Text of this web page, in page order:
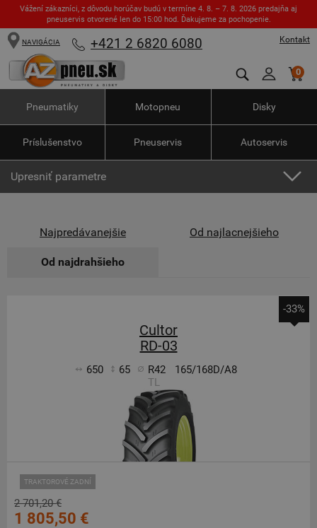
Vážení zákazníci, z dôvodu horúčav budú v termíne 4. 8. – 7. 8. 2026 predajňa aj
pneuservis otvorené len do 15:00 hod. Ďakujeme za pochopenie.
Kontakt
NAVIGÁCIA +421 2 6820 6080
0
Pneumatiky Motopneu Disky
Príslušenstvo Pneuservis Autoservis
Upresniť parametre
Najpredávanejšie Od najlacnejšieho
Od najdrahšieho
-33%
Cultor
RD-03
650 65 R42
165/168D/A8
TL
TRAKTOROVÉ ZADNÍ
2 701,20 €
1 805,50 €